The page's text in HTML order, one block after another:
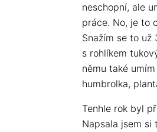
neschopní, ale
práce. No, je to
Snažím se to už
s rohlíkem
němu také
humbrolka,
Tenhle rok byl
Napsala jsem si